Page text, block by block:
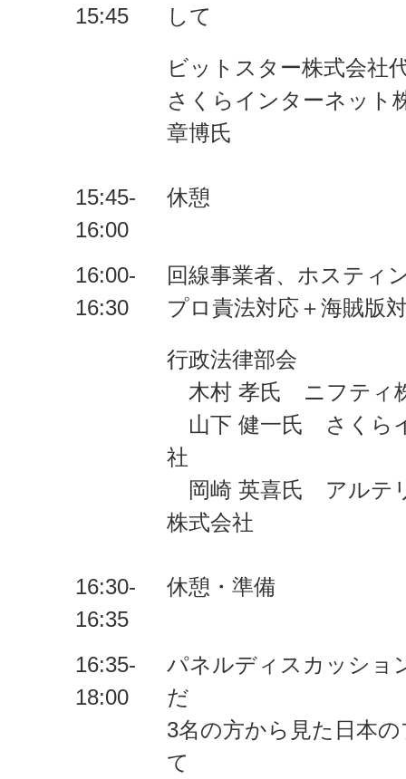
15:45
して
ビットスター株式会社
さくらインターネット
章博氏
15:45-
16:00
休憩
16:00-
16:30
回線事業者、ホスティ
プロ責法対応＋海賊版
行政法律部会
木村 孝氏 ニフティ
山下 健一氏 さくら
社
岡崎 英喜氏 アルテ
株式会社
16:30-
16:35
休憩・準備
16:35-
18:00
パネルディスカッショ
だ
3名の方から見た日本
て